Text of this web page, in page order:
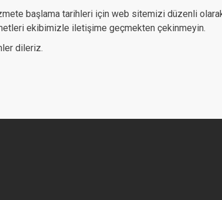
başlama tarihleri için web sitemizi düzenli
ekibimizle iletişime geçmekten çekinmeyin.
dileriz.